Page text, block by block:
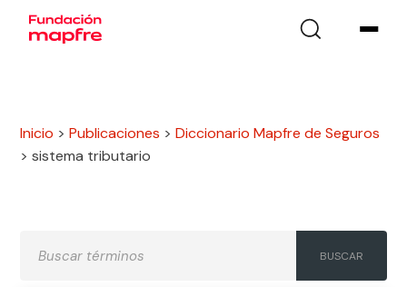
Inicio >Publicaciones >Diccionario Mapfre de Seguros
>sistema tributario